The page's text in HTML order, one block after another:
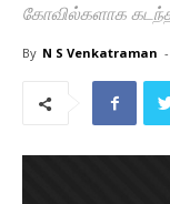
கோவில்களாக
By N S Venkatraman -